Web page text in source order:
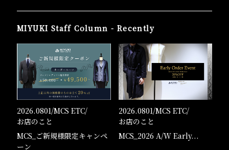
MIYUKI Staff Column - Recently
2026.0801/MCS ETC/
お店のこと
MCS_ご新規様限定キャンペ
ーン
2026.0801/MCS ETC/
お店のこと
MCS_2026 A/W Early...